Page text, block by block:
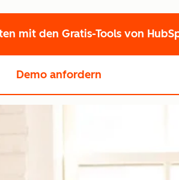
mit den Gratis-Tools von
Demo anfordern